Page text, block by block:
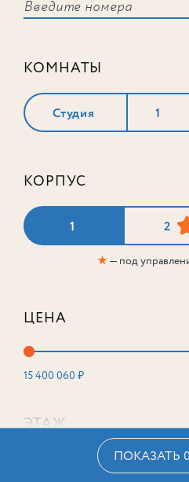
КОМНАТЫ
Студия 1
КОРПУС
1 2
★— под
ЦЕНА
15 400 060 ₽
ЭТАЖ
ПОКАЗАТЬ
соответствует